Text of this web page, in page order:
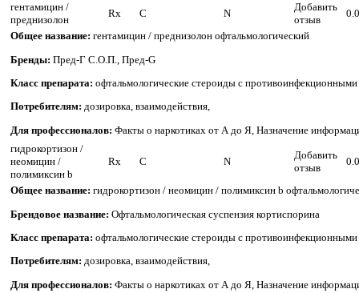
гентамицин /
преднизолон
Rx C N
Добавить
отзыв
0.0
Общее название: гентамицин / преднизолон офтальмологический
Бренды: Пред-Г С.О.П., Пред-G
Класс препарата: офтальмологические стероиды с противоинфекционными
Потребителям: дозировка, взаимодействия,
Для профессионалов: Факты о наркотиках от А до Я, Назначение
гидрокортизон /
неомицин /
полимиксин b
Rx C N
Добавить
отзыв
0.0
Общее название: гидрокортизон / неомицин / полимиксин b
Брендовое название: Офтальмологическая суспензия кортиспорина
Класс препарата: офтальмологические стероиды с противоинфекционными
Потребителям: дозировка, взаимодействия,
Для профессионалов: Факты о наркотиках от А до Я, Назначение